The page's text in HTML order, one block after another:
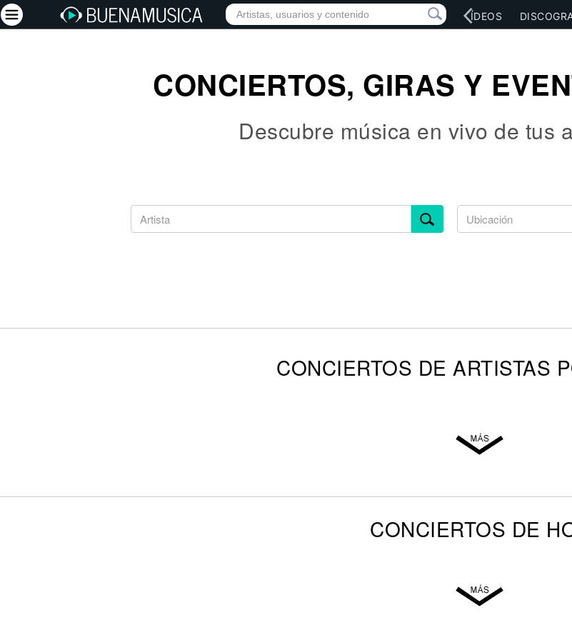
Noticias
INICIO ARTISTAS RED SOCIAL MÚSICA VÍDEOS
CONCIERTOS, GIRAS Y
Descubre música en vivo de tus
CONCIERTOS DE ARTISTAS
CONCIERTOS DE